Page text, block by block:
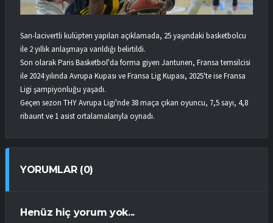
Sarı-lacivertli kulüpten yapılan açıklamada, 25 yaşındaki basketbolcu
ile 2 yıllık anlaşmaya varıldığı belirtildi.
Son olarak Paris Basketbol'da forma giyen Jantunen, Fransa temsilcisi
ile 2024 yılında Avrupa Kupası ve Fransa Lig Kupası, 2025'te ise Fransa
Ligi şampiyonluğu yaşadı.
Geçen sezon THY Avrupa Ligi'nde 38 maça çıkan oyuncu, 7,5 sayı, 4,8
ribaunt ve 1 asist ortalamalarıyla oynadı.
YORUMLAR (0)
Henüz hiç yorum yok...